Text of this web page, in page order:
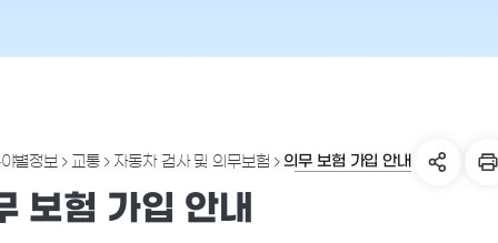
별정보 교통 자동차 검사 및 의무보험 의무 보험 가입 안내
보험 가입 안내